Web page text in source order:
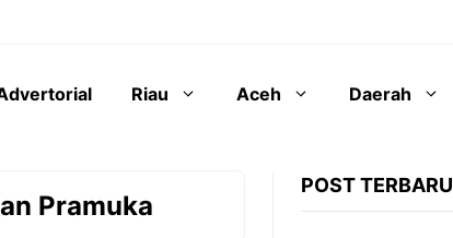
Riau Aceh Daerah
Pramuka
POST TERBARU